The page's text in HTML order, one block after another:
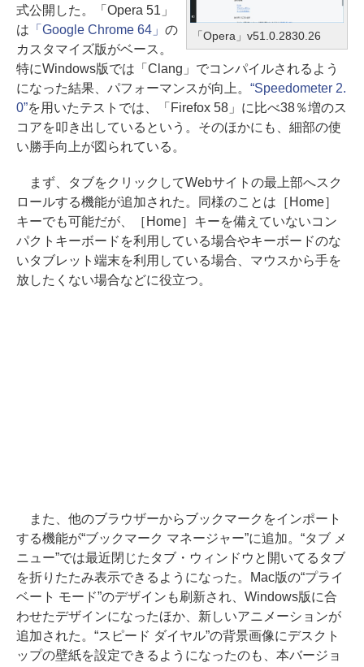
「Opera」v51.0.2830.26
式公開した。「Opera 51」
は 「Google Chrome 64」 の
カスタマイズ版がベース。
特にWindows版では「Clang」でコンパイルされるよう
になった結果、パフォーマンスが向上。 “Speedometer 2.
0”を用いたテストでは、「Firefox 58」に比べ38％増のス
コアを叩き出しているという。そのほかにも、細部の使
い勝手向上が図られている。
まず、タブをクリックしてWebサイトの最上部へスク
ロールする機能が追加された。同様のことは［Home］
キーでも可能だが、［Home］キーを備えていないコン
パクトキーボードを利用している場合やキーボードのな
いタブレット端末を利用している場合、マウスから手を
放したくない場合などに役立つ。
また、他のブラウザーからブックマークをインポート
する機能が“ブックマーク マネージャー”に追加。“タブ メ
ニュー”では最近閉じたタブ・ウィンドウと開いてるタブ
を折りたたみ表示できるようになった。Mac版の“プライ
ベート モード”のデザインも刷新され、Windows版に合
わせたデザインになったほか、新しいアニメーションが
追加された。“スピード ダイヤル”の背景画像にデスクト
ップの壁紙を設定できるようになったのも、本バージョ